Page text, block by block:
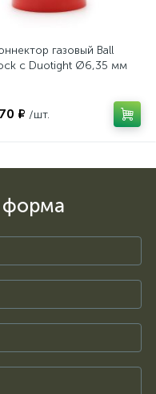
газовый Ball
с Duotight Ø6,35 мм
₽ /шт.
форма